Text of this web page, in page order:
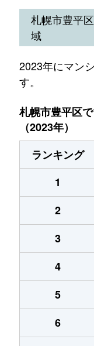
札幌市豊平
域
2023年にマン
す。
札幌市豊平区
（2023年）
ランキング
1
2
3
4
5
6